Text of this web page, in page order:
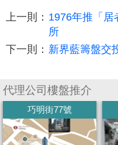
上一則： 1976年推「居
所
下一則： 新界藍籌盤交
代理公司樓盤推介
巧明街77號